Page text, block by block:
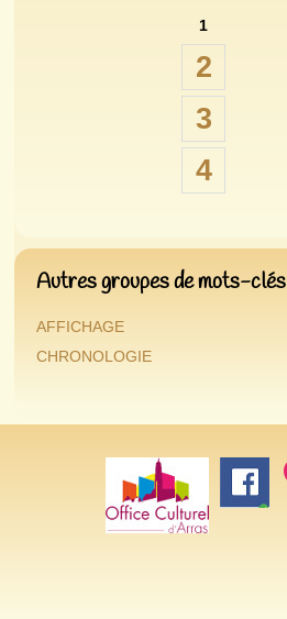
1
2
3
4
Autres groupes de mots-clés
AFFICHAGE
CHRONOLOGIE